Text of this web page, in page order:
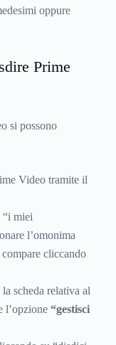
oppure
Prime
si possono
Video tramite il
“i miei
l’omonima
cliccando
scheda relativa al
l’opzione “gestisci